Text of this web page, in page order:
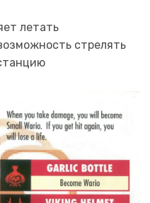
летать
стрелять